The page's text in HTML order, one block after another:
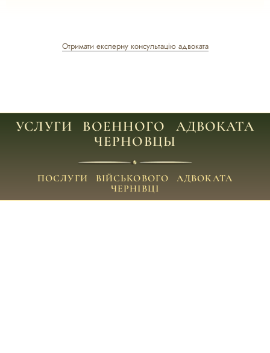
Отримати експерну консультацію адвоката
УСЛУГИ ВОЕННОГО АДВОКАТА
ЧЕРНОВЦЫ
ПОСЛУГИ ВІЙСЬКОВОГО АДВОКАТА
ЧЕРНІВЦІ